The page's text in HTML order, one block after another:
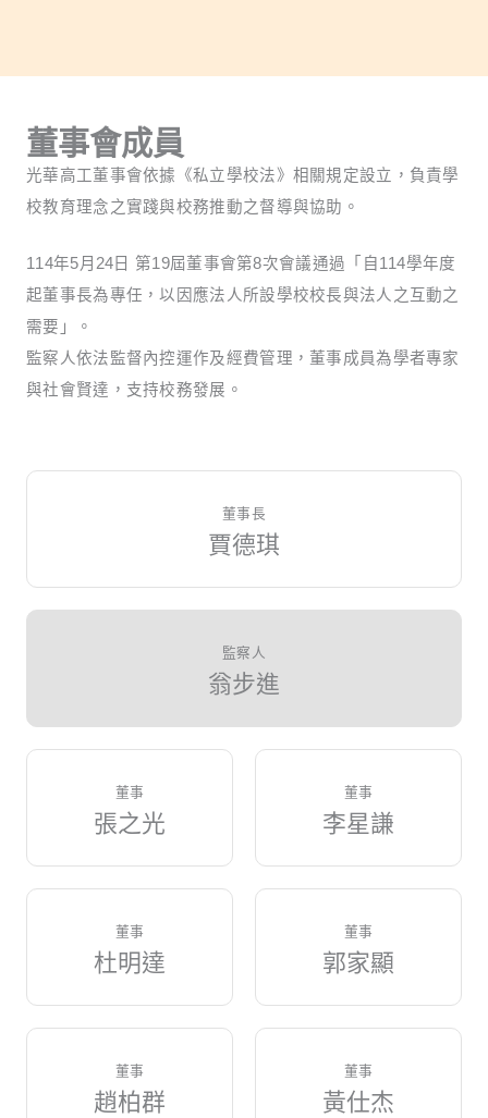
董事會成員
光華高工董事會依據《私立學校法》相關規定設立，負責學
校教育理念之實踐與校務推動之督導與協助。
114年5月24日 第19屆董事會第8次會議通過「自114學年度
起董事長為專任，以因應法人所設學校校長與法人之互動之
需要」。
監察人依法監督內控運作及經費管理，董事成員為學者專家
與社會賢達，支持校務發展。
董事長
賈德琪
監察人
翁步進
董事
張之光
董事
李星謙
董事
杜明達
董事
郭家顯
董事
趙柏群
董事
黃仕杰